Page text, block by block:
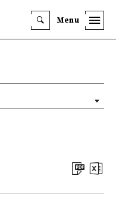
Menu